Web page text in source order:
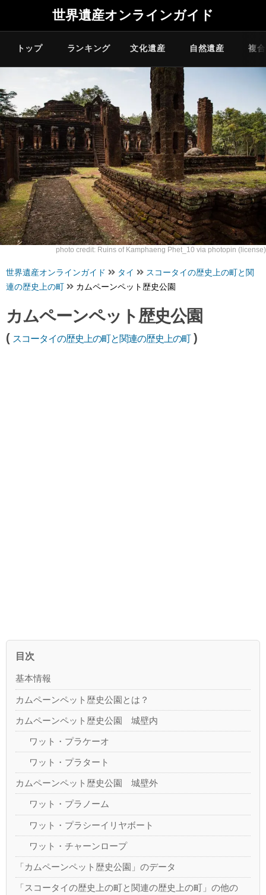
世界遺産オンラインガイド
トップ ランキング 文化遺産 自然遺産 複
photo credit: Ruins of Kamphaeng Phet_10 via photopin (license)
世界遺産オンラインガイド タイ
スコータイの歴史上の町と関
連の歴史上の町
カムペーンペット歴史公園
カムペーンペット歴史公園
( スコータイの歴史上の町と関連の歴史上の町)
目次
基本情報
カムペーンペット歴史公園とは？
カムペーンペット歴史公園 城壁内
ワット・プラケーオ
ワット・プラタート
カムペーンペット歴史公園 城壁外
ワット・プラノーム
ワット・プラシーイリヤボート
ワット・チャーンロープ
「カムペーンペット歴史公園」のデータ
「スコータイの歴史上の町と関連の歴史上の町」の他の